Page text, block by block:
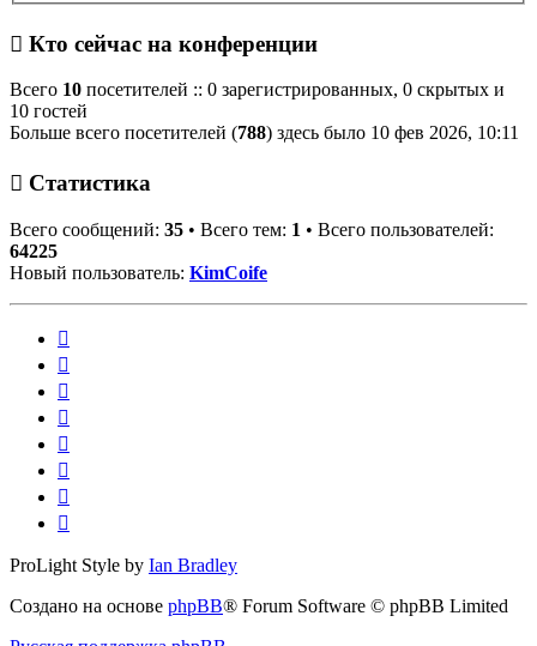
Кто сейчас на конференции
Всего 10 посетителей :: 0 зарегистрированных, 0 скрытых и
10 гостей
Больше всего посетителей (788) здесь было 10 фев 2026, 10:11
Статистика
Всего сообщений: 35 • Всего тем: 1 • Всего пользователей:
64225
Новый пользователь: KimCoife
ProLight Style by Ian Bradley
Создано на основе phpBB® Forum Software © phpBB Limited